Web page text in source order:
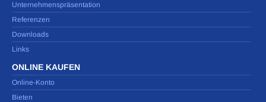
Unternehmenspräsentation
Referenzen
Downloads
Links
ONLINE KAUFEN
Online-Konto
Bieten